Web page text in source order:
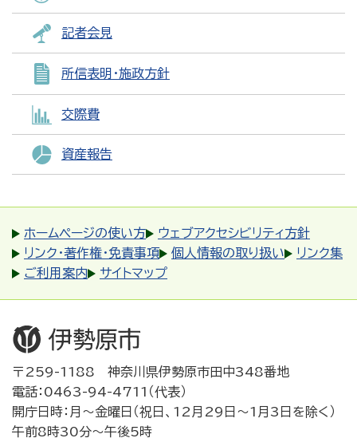
記者会見
所信表明・施政方針
交際費
資産報告
ホームページの使い方
ウェブアクセシビリティ方針
リンク・著作権・免責事項
個人情報の取り扱い
リンク集
ご利用案内
サイトマップ
〒259-1188 神奈川県伊勢原市田中348番地
電話：0463-94-4711（代表）
開庁日時：月～金曜日（祝日、12月29日～1月3日を除く）
午前8時30分～午後5時